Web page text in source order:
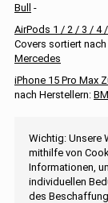
Bull
-
AirPods 1 / 2 / 3 / 4
Covers sortiert
Mercedes
iPhone 15 Pro Max
nach Herstellern:
Wichtig: Unsere
mithilfe von
Informationen,
individuellen
des